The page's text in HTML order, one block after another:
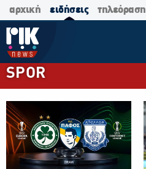
αρχική ειδήσεις τηλεόραση
SPOR